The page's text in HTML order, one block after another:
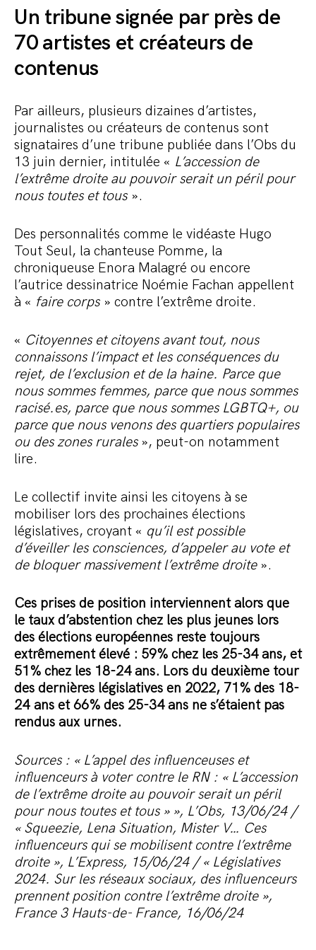
Un tribune signée par près de
70 artistes et créateurs de
contenus
Par ailleurs, plusieurs dizaines d’artistes,
journalistes ou créateurs de contenus sont
signataires d’une tribune publiée dans l’Obs du
13 juin dernier, intitulée « L’accession de
l’extrême droite au pouvoir serait un péril pour
nous toutes et tous».
Des personnalités comme le vidéaste Hugo
Tout Seul, la chanteuse Pomme, la
chroniqueuse Enora Malagré ou encore
l’autrice dessinatrice Noémie Fachan appellent
à « faire corps» contre l’extrême droite.
« Citoyennes et citoyens avant tout, nous
connaissons l’impact et les conséquences du
rejet, de l’exclusion et de la haine. Parce que
nous sommes femmes, parce que nous sommes
racisé.es, parce que nous sommes LGBTQ+, ou
parce que nous venons des quartiers populaires
ou des zones rurales », peut-on notamment
lire.
Le collectif invite ainsi les citoyens à se
mobiliser lors des prochaines élections
législatives, croyant « qu’il est possible
d’éveiller les consciences, d’appeler au vote et
de bloquer massivement l’extrême droite ».
Ces prises de position interviennent alors que
le taux d’abstention chez les plus jeunes lors
des élections européennes reste toujours
extrêmement élevé : 59% chez les 25-34 ans, et
51% chez les 18-24 ans. Lors du deuxième tour
des dernières législatives en 2022, 71% des 18-
24 ans et 66% des 25-34 ans ne s’étaient pas
rendus aux urnes.
Sources : « L’appel des influenceuses et
influenceurs à voter contre le RN : « L’accession
de l’extrême droite au pouvoir serait un péril
pour nous toutes et tous » », L’Obs, 13/06/24 /
« Squeezie, Lena Situation, Mister V… Ces
influenceurs qui se mobilisent contre l’extrême
droite », L’Express, 15/06/24 / « Législatives
2024. Sur les réseaux sociaux, des influenceurs
prennent position contre l’extrême droite »,
France 3 Hauts-de- France, 16/06/24